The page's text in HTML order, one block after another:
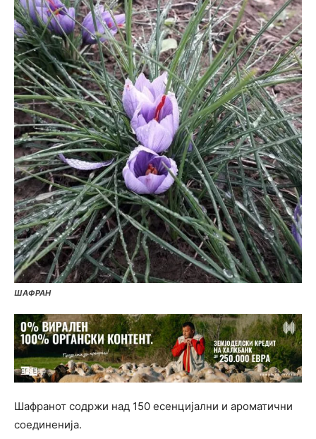
ШАФРАН
Шафранот содржи над 150 есенцијални и ароматични
соединенија.